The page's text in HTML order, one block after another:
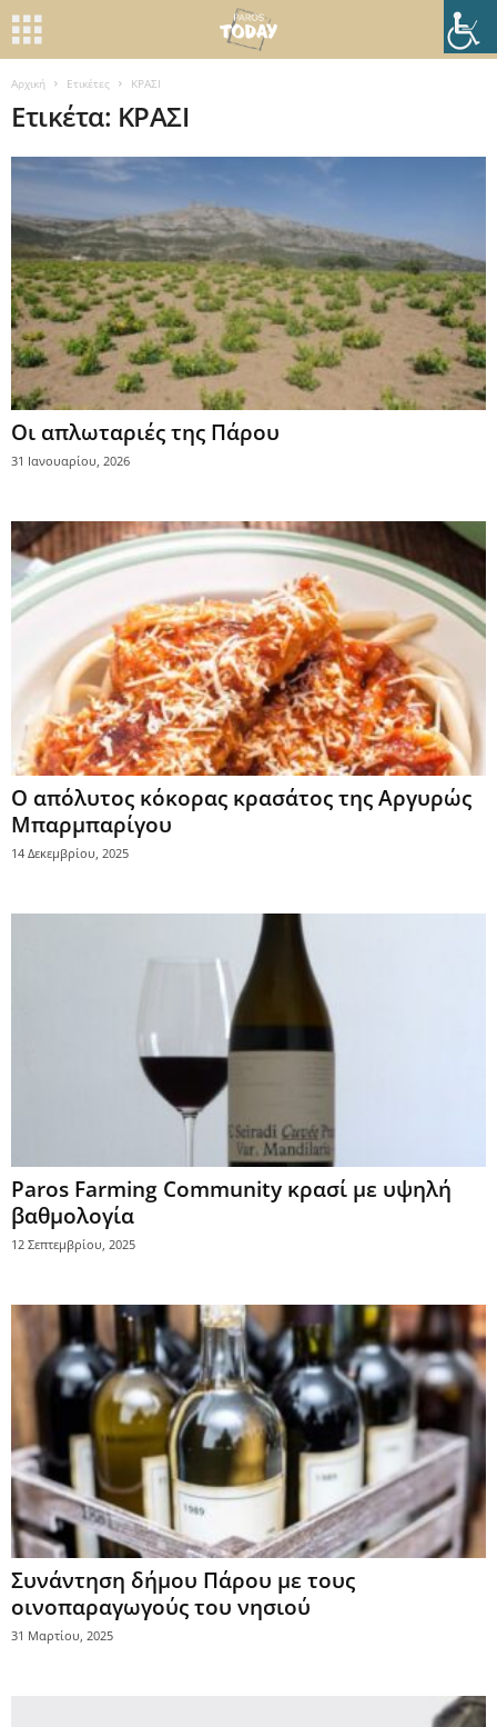
Αρχική Ετικέτες ΚΡΑΣΙ
Ετικέτα: ΚΡΑΣΙ
Οι απλωταριές της Πάρου
31 Ιανουαρίου, 2026
Ο απόλυτος κόκορας κρασάτος της Αργυρώς
Μπαρμπαρίγου
14 Δεκεμβρίου, 2025
Paros Farming Community κρασί με υψηλή
βαθμολογία
12 Σεπτεμβρίου, 2025
Συνάντηση δήμου Πάρου με τους
οινοπαραγωγούς του νησιού
31 Μαρτίου, 2025